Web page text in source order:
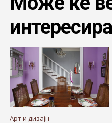
интересира
Арт и дизајн